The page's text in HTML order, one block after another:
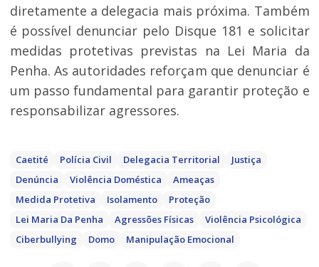
diretamente a delegacia mais próxima. Também
é possível denunciar pelo Disque 181 e solicitar
medidas protetivas previstas na Lei Maria da
Penha. As autoridades reforçam que denunciar é
um passo fundamental para garantir proteção e
responsabilizar agressores.
Caetité Polícia Civil Delegacia Territorial
Justiça
Denúncia
Violência Doméstica
Ameaças
Medida Protetiva
Isolamento
Proteção
Lei Maria Da Penha
Agressões Físicas
Violência Psicológica
Ciberbullying
Domo Manipulação Emocional